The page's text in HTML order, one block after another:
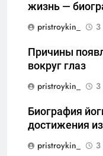
жизнь —
pristroykin_
3
Причины
вокруг глаз
pristroykin_
3
Биография
достижения
pristroykin_
3